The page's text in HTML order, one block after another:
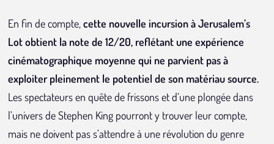
En fin de compte,cette nouvelle incursion à Jerusalem’s
Lot obtient la note de 12/20, reflétant une expérience
cinématographique moyenne qui ne parvient pas à
exploiter pleinement le potentiel de son matériau source.
Les spectateurs en quête de frissons et d’une plongée dans
l’univers de Stephen King pourront y trouver leur compte,
mais ne doivent pas s’attendre à une révolution du genre